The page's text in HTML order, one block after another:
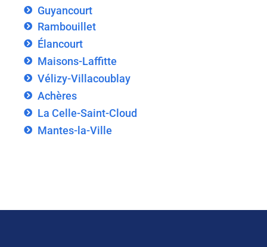
Guyancourt
Rambouillet
Élancourt
Maisons-Laffitte
Vélizy-Villacoublay
Achères
La Celle-Saint-Cloud
Mantes-la-Ville